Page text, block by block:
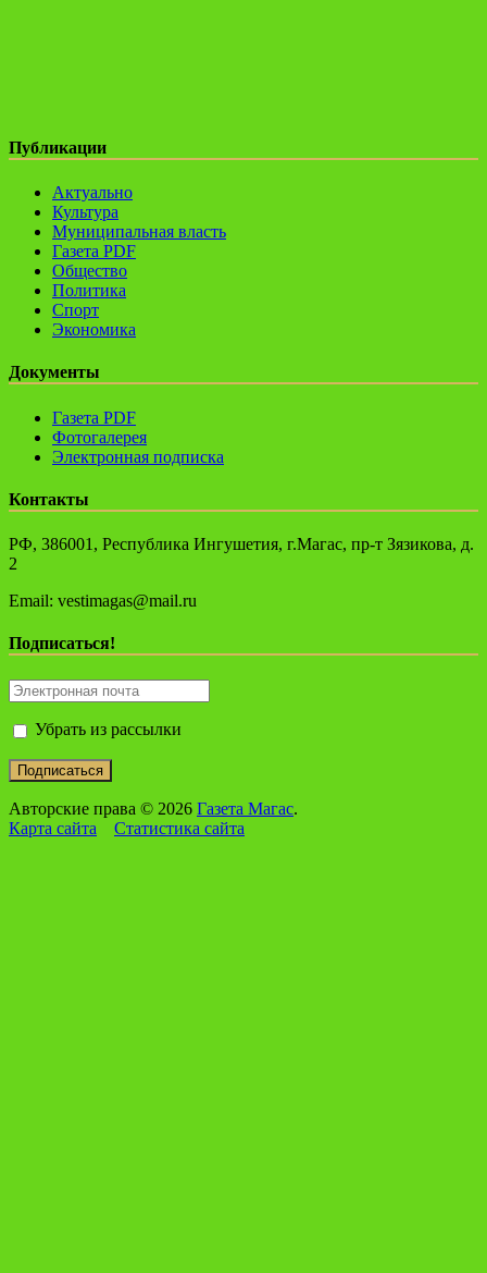
Публикации
Актуально
Культура
Муниципальная власть
Газета PDF
Общество
Политика
Спорт
Экономика
Документы
Газета PDF
Фотогалерея
Электронная подписка
Контакты
РФ, 386001, Республика Ингушетия, г.Магас, пр-т Зязикова, д.
2
Email: vestimagas@mail.ru
Подписаться!
Убрать из рассылки
Авторские права © 2026 Газета Магас.
Карта сайта
Статистика сайта